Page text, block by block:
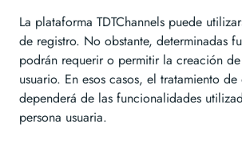
La plataforma TDTChannels puede
de registro. No obstante, determinadas
podrán requerir o permitir la creación
usuario. En esos casos, el tratamiento
dependerá de las funcionalidades
persona usuaria.